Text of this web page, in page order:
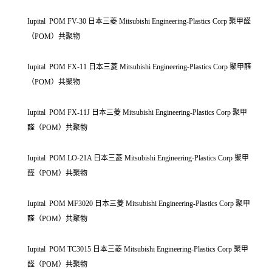
Iupital POM FV-30 日本三菱 Mitsubishi Engineering-Plastics Corp 聚甲醛
（POM）共聚物
Iupital POM FX-11 日本三菱 Mitsubishi Engineering-Plastics Corp 聚甲醛
（POM）共聚物
Iupital POM FX-11J 日本三菱 Mitsubishi Engineering-Plastics Corp 聚甲
醛（POM）共聚物
Iupital POM LO-21A 日本三菱 Mitsubishi Engineering-Plastics Corp 聚甲
醛（POM）共聚物
Iupital POM MF3020 日本三菱 Mitsubishi Engineering-Plastics Corp 聚甲
醛（POM）共聚物
Iupital POM TC3015 日本三菱 Mitsubishi Engineering-Plastics Corp 聚甲
醛（POM）共聚物